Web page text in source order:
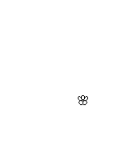
🌸